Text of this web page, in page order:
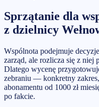
Sprzątanie dla
z dzielnicy
Wspólnota podejmuje
zarząd, ale rozlicza się z niej
Dlatego wycenę
zebraniu — konkretny
abonamentu od 1000 zł
po fakcie.